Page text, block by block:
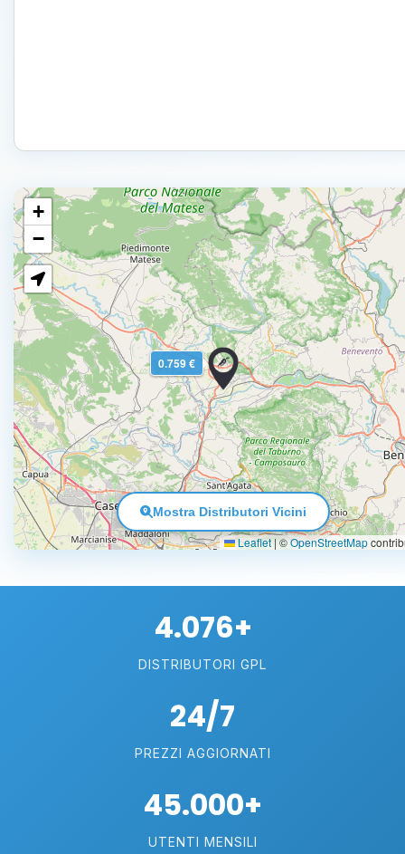
0.759 €
+
−
Leaflet |©OpenStreetMap
Mostra Distributori Vicini
4.076+
DISTRIBUTORI GPL
24/7
PREZZI AGGIORNATI
45.000+
UTENTI MENSILI